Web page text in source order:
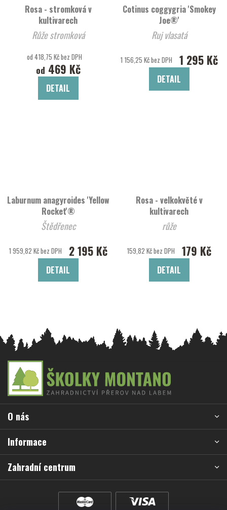
Rosa - stromková v
kultivarech
Růže stromková
od 418,75 Kč bez DPH
od 469 Kč
DETAIL
Cotinus coggygria 'Smokey
Joe®'
Ruj vlasatá
1 156,25 Kč bez DPH 1 295 Kč
DETAIL
Laburnum anagyroides 'Yellow
Rocket'®
Štědřenec
1 959,82 Kč bez DPH 2 195 Kč
DETAIL
Rosa - velkokvěté v
kultivarech
růže
159,82 Kč bez DPH 179 Kč
DETAIL
a
í
O nás
Informace
Zahradní centrum